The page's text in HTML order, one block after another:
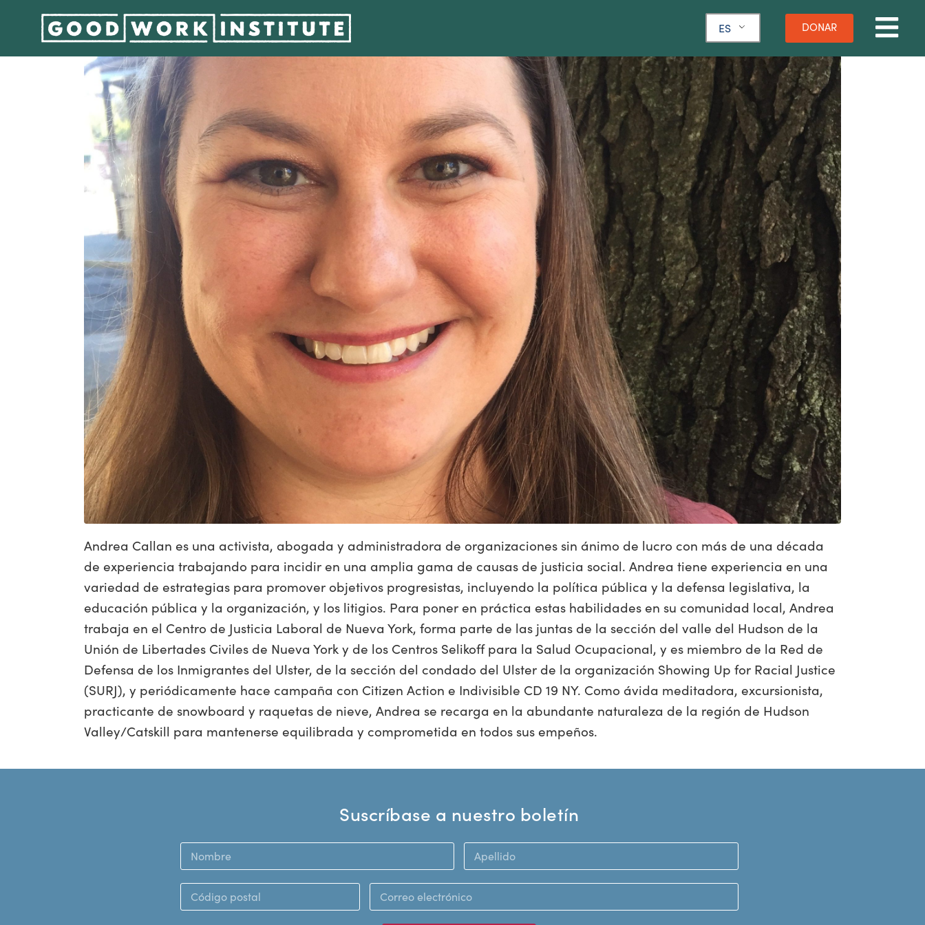
ES DONAR
Andrea Callan es una activista, abogada y administradora de organizaciones sin ánimo de lucro con más de una década
de experiencia trabajando para incidir en una amplia gama de causas de justicia social. Andrea tiene experiencia en una
variedad de estrategias para promover objetivos progresistas, incluyendo la política pública y la defensa legislativa, la
educación pública y la organización, y los litigios. Para poner en práctica estas habilidades en su comunidad local, Andrea
trabaja en el Centro de Justicia Laboral de Nueva York, forma parte de las juntas de la sección del valle del Hudson de la
Unión de Libertades Civiles de Nueva York y de los Centros Selikoff para la Salud Ocupacional, y es miembro de la Red de
Defensa de los Inmigrantes del Ulster, de la sección del condado del Ulster de la organización Showing Up for Racial Justice
(SURJ), y periódicamente hace campaña con Citizen Action e Indivisible CD 19 NY. Como ávida meditadora, excursionista,
practicante de snowboard y raquetas de nieve, Andrea se recarga en la abundante naturaleza de la región de Hudson
Valley/Catskill para mantenerse equilibrada y comprometida en todos sus empeños.
Suscríbase a nuestro boletín